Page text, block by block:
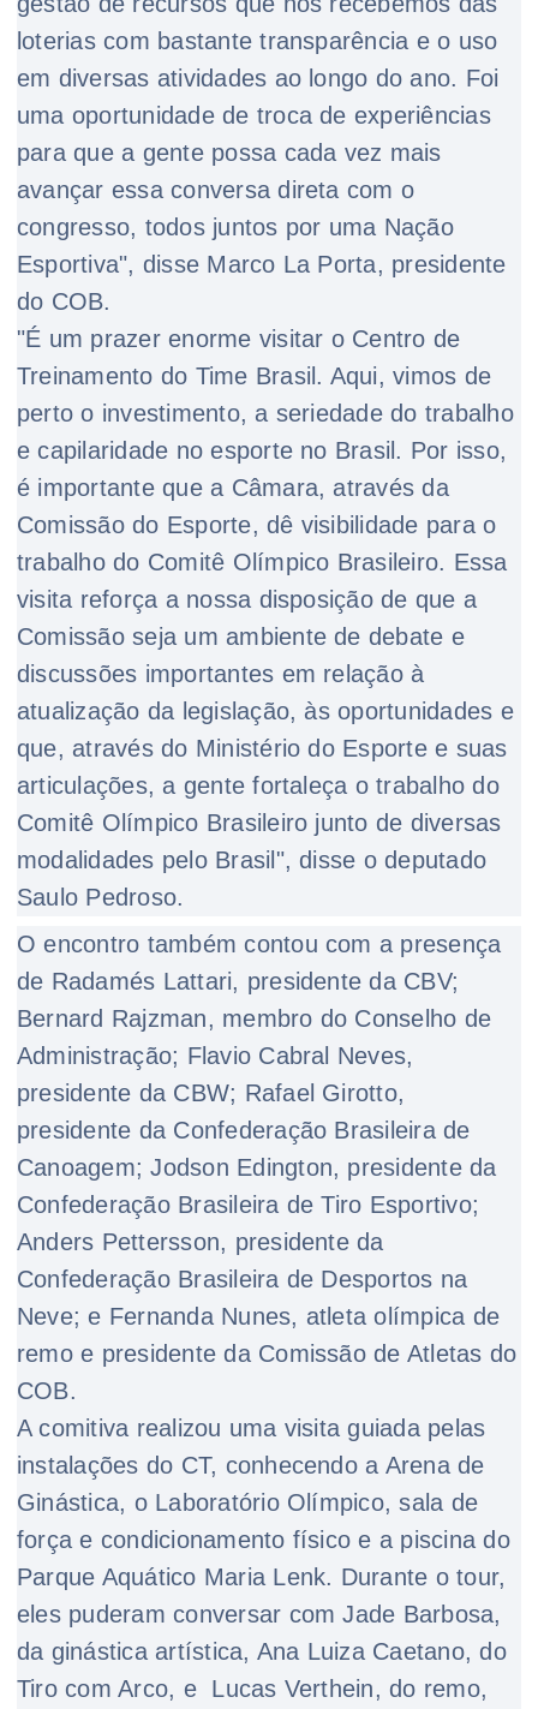
loterias com bastante transparência e o uso
em diversas atividades ao longo do ano. Foi
uma oportunidade de troca de experiências
para que a gente possa cada vez mais
avançar essa conversa direta com o
congresso, todos juntos por uma Nação
Esportiva", disse Marco La Porta, presidente
do COB.
"É um prazer enorme visitar o Centro de
Treinamento do Time Brasil. Aqui, vimos de
perto o investimento, a seriedade do trabalho
e capilaridade no esporte no Brasil. Por isso,
é importante que a Câmara, através da
Comissão do Esporte, dê visibilidade para o
trabalho do Comitê Olímpico Brasileiro. Essa
visita reforça a nossa disposição de que a
Comissão seja um ambiente de debate e
discussões importantes em relação à
atualização da legislação, às oportunidades e
que, através do Ministério do Esporte e suas
articulações, a gente fortaleça o trabalho do
Comitê Olímpico Brasileiro junto de diversas
modalidades pelo Brasil", disse o deputado
Saulo Pedroso.
O encontro também contou com a presença
de Radamés Lattari, presidente da CBV;
Bernard Rajzman, membro do Conselho de
Administração; Flavio Cabral Neves,
presidente da CBW; Rafael Girotto,
presidente da Confederação Brasileira de
Canoagem; Jodson Edington, presidente da
Confederação Brasileira de Tiro Esportivo;
Anders Pettersson, presidente da
Confederação Brasileira de Desportos na
Neve; e Fernanda Nunes, atleta olímpica de
remo e presidente da Comissão de Atletas do
COB.
A comitiva realizou uma visita guiada pelas
instalações do CT, conhecendo a Arena de
Ginástica, o Laboratório Olímpico, sala de
força e condicionamento físico e a piscina do
Parque Aquático Maria Lenk. Durante o tour,
eles puderam conversar com Jade Barbosa,
da ginástica artística, Ana Luiza Caetano, do
Tiro com Arco, e Lucas Verthein, do remo,